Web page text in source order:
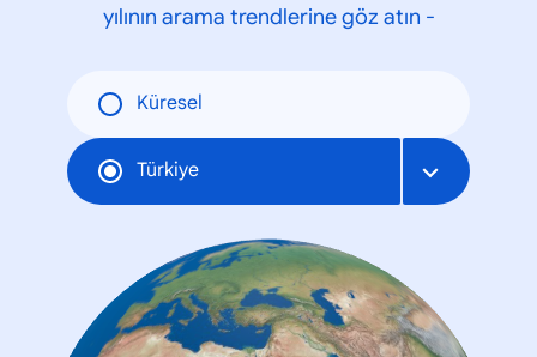
yılının arama trendlerine göz atın -
Küresel
Türkiye